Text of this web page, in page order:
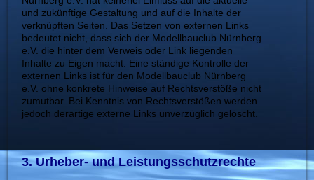
und zukünftige Gestaltung und auf die Inhalte der
verknüpften Seiten. Das Setzen von externen Links
bedeutet nicht, dass sich der Modellbauclub Nürnberg
e.V. die hinter dem Verweis oder Link liegenden
Inhalte zu Eigen macht. Eine ständige Kontrolle der
externen Links ist für den Modellbauclub Nürnberg
e.V. ohne konkrete Hinweise auf Rechtsverstöße nicht
zumutbar. Bei Kenntnis von Rechtsverstößen werden
jedoch derartige externe Links unverzüglich gelöscht.
3. Urheber- und Leistungsschutzrechte